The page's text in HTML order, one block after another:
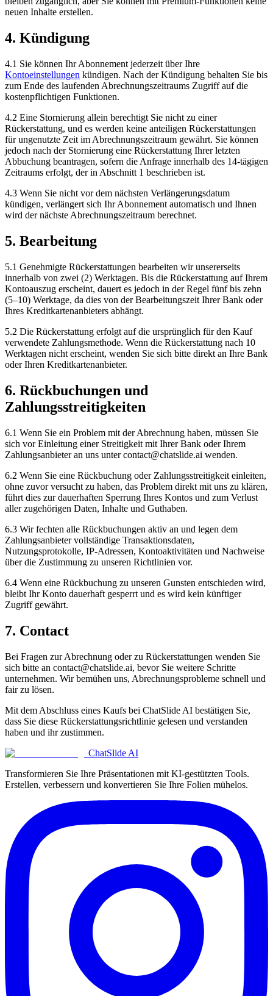
neuen Inhalte erstellen.
4. Kündigung
4.1 Sie können Ihr Abonnement jederzeit über Ihre
Kontoeinstellungen kündigen. Nach der Kündigung behalten Sie bis
zum Ende des laufenden Abrechnungszeitraums Zugriff auf die
kostenpflichtigen Funktionen.
4.2 Eine Stornierung allein berechtigt Sie nicht zu einer
Rückerstattung, und es werden keine anteiligen Rückerstattungen
für ungenutzte Zeit im Abrechnungszeitraum gewährt. Sie können
jedoch nach der Stornierung eine Rückerstattung Ihrer letzten
Abbuchung beantragen, sofern die Anfrage innerhalb des 14-tägigen
Zeitraums erfolgt, der in Abschnitt 1 beschrieben ist.
4.3 Wenn Sie nicht vor dem nächsten Verlängerungsdatum
kündigen, verlängert sich Ihr Abonnement automatisch und Ihnen
wird der nächste Abrechnungszeitraum berechnet.
5. Bearbeitung
5.1 Genehmigte Rückerstattungen bearbeiten wir unsererseits
innerhalb von zwei (2) Werktagen. Bis die Rückerstattung auf Ihrem
Kontoauszug erscheint, dauert es jedoch in der Regel fünf bis zehn
(5–10) Werktage, da dies von der Bearbeitungszeit Ihrer Bank oder
Ihres Kreditkartenanbieters abhängt.
5.2 Die Rückerstattung erfolgt auf die ursprünglich für den Kauf
verwendete Zahlungsmethode. Wenn die Rückerstattung nach 10
Werktagen nicht erscheint, wenden Sie sich bitte direkt an Ihre Bank
oder Ihren Kreditkartenanbieter.
6. Rückbuchungen und
Zahlungsstreitigkeiten
6.1 Wenn Sie ein Problem mit der Abrechnung haben, müssen Sie
sich vor Einleitung einer Streitigkeit mit Ihrer Bank oder Ihrem
Zahlungsanbieter an uns unter contact@chatslide.ai wenden.
6.2 Wenn Sie eine Rückbuchung oder Zahlungsstreitigkeit einleiten,
ohne zuvor versucht zu haben, das Problem direkt mit uns zu klären,
führt dies zur dauerhaften Sperrung Ihres Kontos und zum Verlust
aller zugehörigen Daten, Inhalte und Guthaben.
6.3 Wir fechten alle Rückbuchungen aktiv an und legen dem
Zahlungsanbieter vollständige Transaktionsdaten,
Nutzungsprotokolle, IP-Adressen, Kontoaktivitäten und Nachweise
über die Zustimmung zu unseren Richtlinien vor.
6.4 Wenn eine Rückbuchung zu unseren Gunsten entschieden wird,
bleibt Ihr Konto dauerhaft gesperrt und es wird kein künftiger
Zugriff gewährt.
7. Contact
Bei Fragen zur Abrechnung oder zu Rückerstattungen wenden Sie
sich bitte an contact@chatslide.ai, bevor Sie weitere Schritte
unternehmen. Wir bemühen uns, Abrechnungsprobleme schnell und
fair zu lösen.
Mit dem Abschluss eines Kaufs bei ChatSlide AI bestätigen Sie,
dass Sie diese Rückerstattungsrichtlinie gelesen und verstanden
haben und ihr zustimmen.
ChatSlide AI
Transformieren Sie Ihre Präsentationen mit KI-gestützten Tools.
Erstellen, verbessern und konvertieren Sie Ihre Folien mühelos.